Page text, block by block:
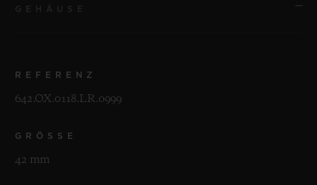
REFERENZ
642.OX.0118.LR.0999
GRÖSSE
42 mm